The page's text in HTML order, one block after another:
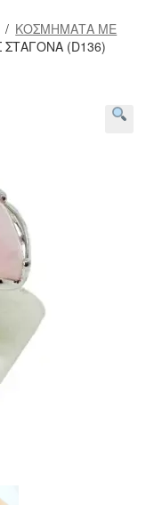
/ ΚΟΣΜΗΜΑΤΑ ΜΕ
ΣΤΑΓΟΝΑ (D136)